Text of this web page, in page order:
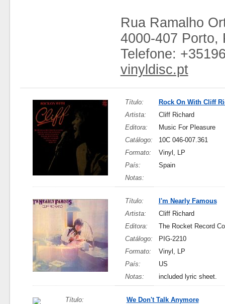
Rua Ramalho
4000-407 Porto,
Telefone:
vinyldisc.pt
Título:
Rock On With Cliff
Artista:
Cliff Richard
Editora:
Music For Pleasure
Catálogo:
10C 046-007.361
Formato:
Vinyl, LP
País:
Spain
Notas:
Título:
I'm Nearly Famous
Artista:
Cliff Richard
Editora:
The Rocket Record
Catálogo:
PIG-2210
Formato:
Vinyl, LP
País:
US
Notas:
included lyric sheet.
Título:
We Don't Talk Anymore